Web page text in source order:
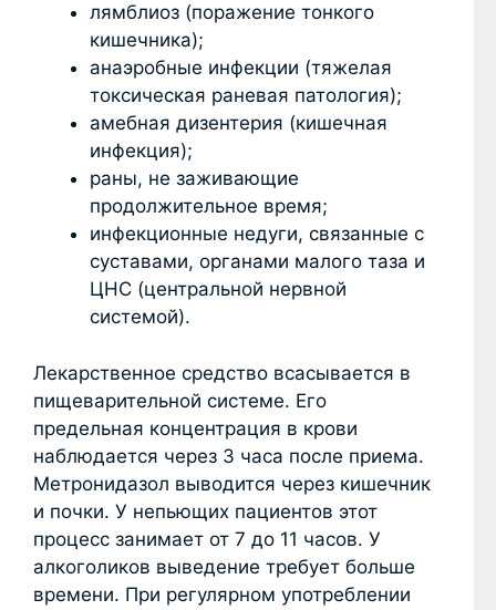
лямблиоз (поражение тонкого
кишечника);
анаэробные инфекции (тяжелая
токсическая раневая патология);
амебная дизентерия (кишечная
инфекция);
раны, не заживающие
продолжительное время;
инфекционные недуги, связанные с
суставами, органами малого таза и
ЦНС (центральной нервной
системой).
Лекарственное средство всасывается в
пищеварительной системе. Его
предельная концентрация в крови
наблюдается через 3 часа после приема.
Метронидазол выводится через кишечник
и почки. У непьющих пациентов этот
процесс занимает от 7 до 11 часов. У
алкоголиков выведение требует больше
времени. При регулярном употреблении